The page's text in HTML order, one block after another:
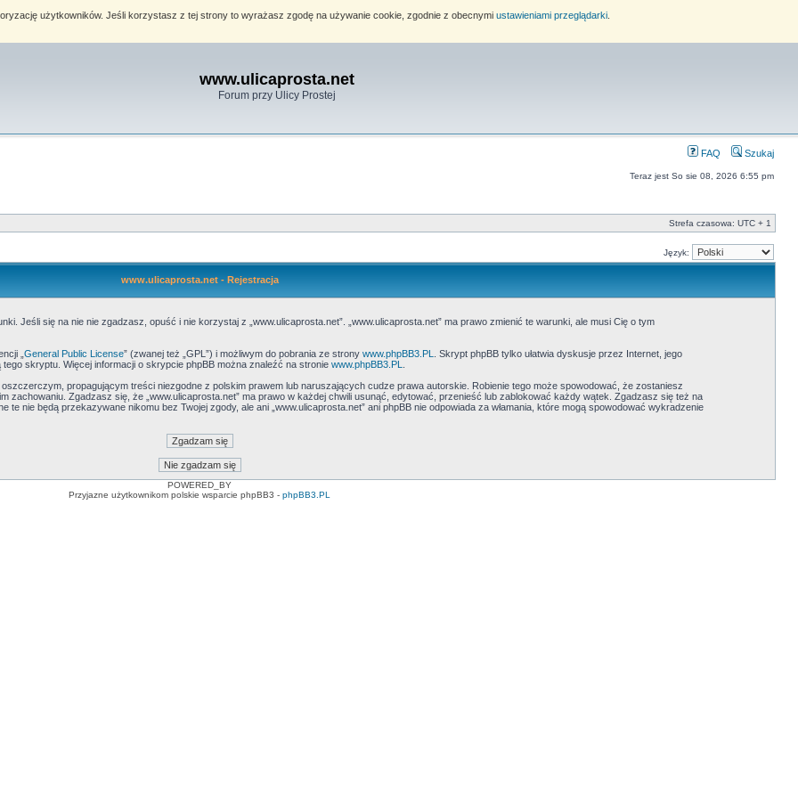
użytkowników. Jeśli korzystasz z tej strony to wyrażasz zgodę na używanie cookie, zgodnie z obecnymi ustawieniami przeglądarki.
www.ulicaprosta.net
Forum przy Ulicy Prostej
FAQ Szukaj
Teraz jest So sie 08, 2026 6:55 pm
Strefa czasowa: UTC + 1
Język:
www.ulicaprosta.net - Rejestracja
Jeśli się na nie nie zgadzasz, opuść i nie korzystaj z „www.ulicaprosta.net”. „www.ulicaprosta.net” ma prawo zmienić te warunki, ale musi Cię o tym
„ General Public License” (zwanej też „GPL”) i możliwym do pobrania ze strony www.phpBB3.PL
. Skrypt phpBB tylko ułatwia dyskusje przez Internet, jego
skryptu. Więcej informacji o skrypcie phpBB można znaleźć na stronie www.phpBB3.PL
propagującym treści niezgodne z polskim prawem lub naruszających cudze prawa autorskie. Robienie tego może spowodować, że zostaniesz
zachowaniu. Zgadzasz się, że „www.ulicaprosta.net” ma prawo w każdej chwili usunąć, edytować, przenieść lub zablokować każdy wątek. Zgadzasz się też na
nie będą przekazywane nikomu bez Twojej zgody, ale ani „www.ulicaprosta.net” ani phpBB nie odpowiada za włamania, które mogą spowodować wykradzenie
POWERED_BY
Przyjazne użytkownikom polskie wsparcie phpBB3 - phpBB3.PL